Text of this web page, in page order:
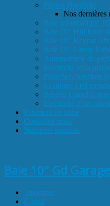
Photos électricité
Nos dernières
Baie informatique
Baie 10" Hill Rom
Baie 19" Keyrus Aix
Baie 19" Group
Automatisme de
Electricité villa placo
Plancher chauffant
Eclairage Led
Réseau Grand
Electricité d'un
Paiement en ligne
Contactez nous
Numéros surtaxés
Baie 10" Gd
Imprimer
E-mail